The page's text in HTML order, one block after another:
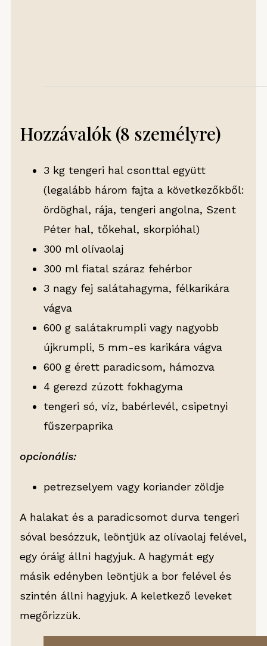
Hozzávalók (8 személyre)
3 kg tengeri hal csonttal együtt
(legalább három fajta a következőkből:
ördöghal, rája, tengeri angolna, Szent
Péter hal, tőkehal, skorpióhal)
300 ml olívaolaj
300 ml fiatal száraz fehérbor
3 nagy fej salátahagyma, félkarikára
vágva
600 g salátakrumpli vagy nagyobb
újkrumpli, 5 mm-es karikára vágva
600 g érett paradicsom, hámozva
4 gerezd zúzott fokhagyma
tengeri só, víz, babérlevél, csipetnyi
fűszerpaprika
opcionális:
petrezselyem vagy koriander zöldje
A halakat és a paradicsomot durva tengeri
sóval besózzuk, leöntjük az olívaolaj felével,
egy óráig állni hagyjuk. A hagymát egy
másik edényben leöntjük a bor felével és
szintén állni hagyjuk. A keletkező leveket
megőrizzük.